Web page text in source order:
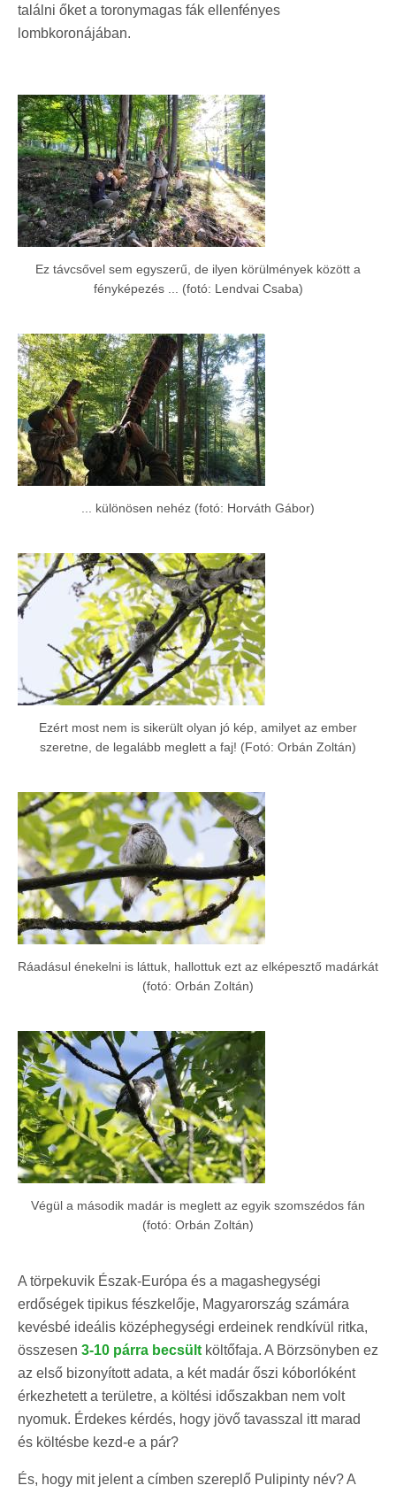
találni őket a toronymagas fák ellenfényes
lombkoronájában.
Ez távcsővel sem egyszerű, de ilyen körülmények között a
fényképezés ... (fotó: Lendvai Csaba)
... különösen nehéz (fotó: Horváth Gábor)
Ezért most nem is sikerült olyan jó kép, amilyet az ember
szeretne, de legalább meglett a faj! (Fotó: Orbán Zoltán)
Ráadásul énekelni is láttuk, hallottuk ezt az elképesztő madárkát
(fotó: Orbán Zoltán)
Végül a második madár is meglett az egyik szomszédos fán
(fotó: Orbán Zoltán)
A törpekuvik Észak-Európa és a magashegységi
erdőségek tipikus fészkelője, Magyarország számára
kevésbé ideális középhegységi erdeinek rendkívül ritka,
összesen 3-10 párra becsült költőfaja. A Börzsönyben ez
az első bizonyított adata, a két madár őszi kóborlóként
érkezhetett a területre, a költési időszakban nem volt
nyomuk. Érdekes kérdés, hogy jövő tavasszal itt marad
és költésbe kezd-e a pár?
És, hogy mit jelent a címben szereplő Pulipinty név? A